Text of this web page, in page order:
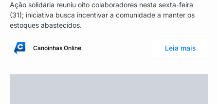
Ação solidária reuniu oito colaboradores nesta sexta-feira
(31); iniciativa busca incentivar a comunidade a manter os
estoques abastecidos.
Canoinhas Online Leia mais